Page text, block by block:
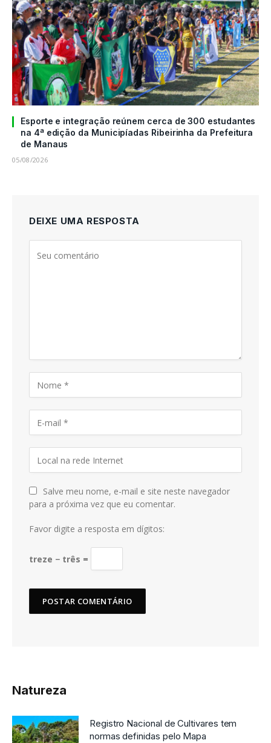
Esporte e integração reúnem cerca de 300 estudantes
na 4ª edição da Municipíadas Ribeirinha da Prefeitura
de Manaus
05/08/2026
DEIXE UMA RESPOSTA
Salve meu nome, e-mail e site neste navegador
para a próxima vez que eu comentar.
Favor digite a resposta em dígitos:
treze − três =
Natureza
Registro Nacional de Cultivares tem
normas definidas pelo Mapa